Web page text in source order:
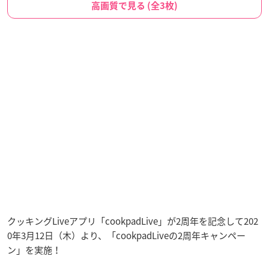
高画質で見る (全3枚)
クッキングLiveアプリ「cookpadLive」が2周年を記念して202
0年3月12日（木）より、「cookpadLiveの2周年キャンペー
ン」を実施！